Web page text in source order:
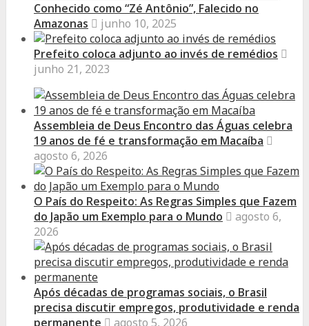
Conhecido como “Zé Antônio”, Falecido no
Amazonas
junho 10, 2025
Prefeito coloca adjunto ao invés de remédios
junho 21, 2023
Assembleia de Deus Encontro das Águas celebra
19 anos de fé e transformação em Macaíba
agosto 6, 2026
O País do Respeito: As Regras Simples que Fazem
do Japão um Exemplo para o Mundo
agosto 6,
2026
Após décadas de programas sociais, o Brasil
precisa discutir empregos, produtividade e renda
permanente
agosto 5, 2026